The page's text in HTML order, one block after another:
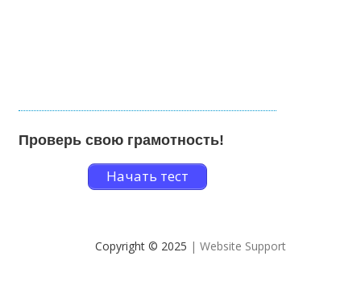
Проверь свою грамотность!
Начать тест
Copyright © 2025 | Website Support